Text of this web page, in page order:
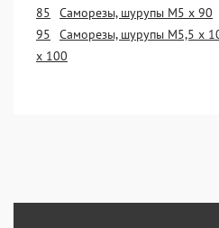
85
Саморезы, шурупы М5 х 90
95
Саморезы, шурупы М5,5 х
х 100